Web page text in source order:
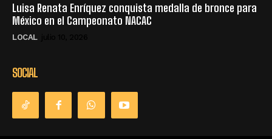
Luisa Renata Enríquez conquista medalla de bronce para
México en el Campeonato NACAC
LOCAL
SOCIAL